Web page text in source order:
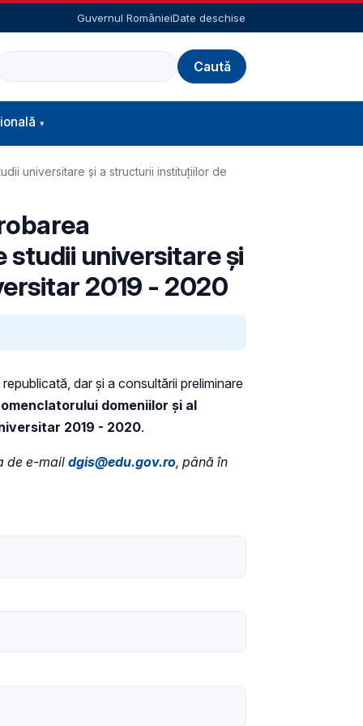
Guvernul RomânieiDate deschise
universitare și a structurii instituțiilor de
universitare și
2019 - 2020
dar și a consultării preliminare
domeniilor şi al
2019 - 2020.
de e-maildgis@edu.gov.ro, până în